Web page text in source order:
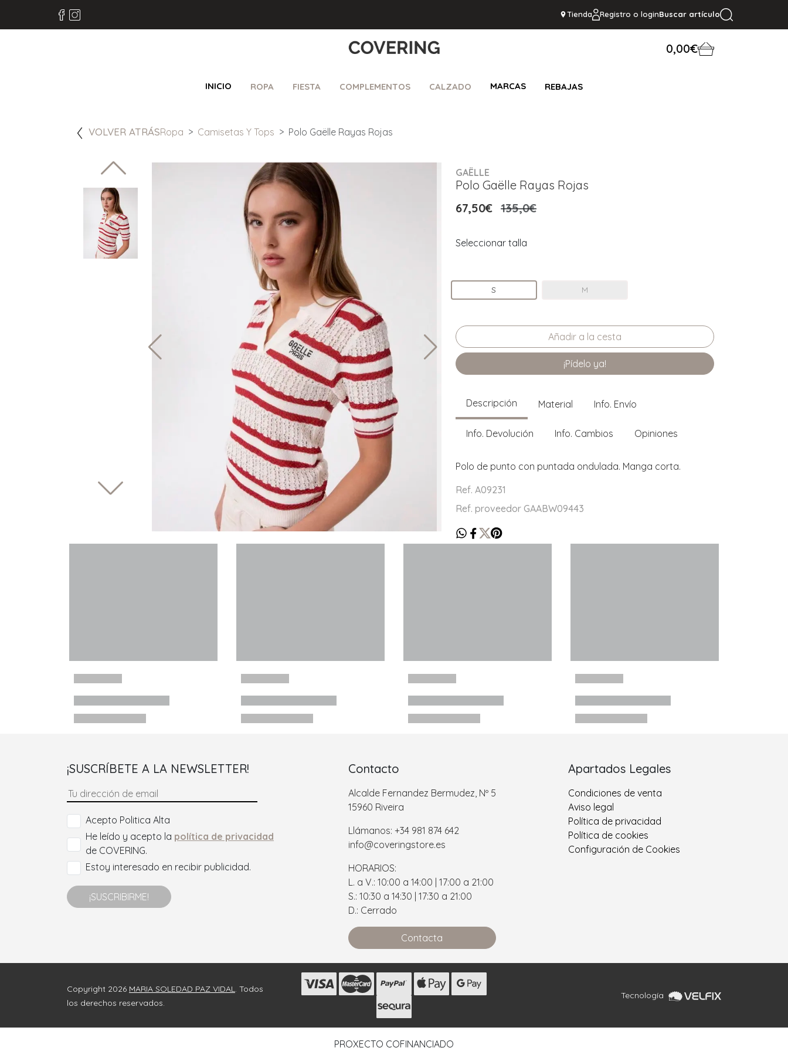
Tienda Registro o loginBuscar artículo
0,00€
INICIO ROPA FIESTA COMPLEMENTOS CALZADO MARCAS REBAJAS
VOLVER ATRÁSRopa Camisetas Y Tops Polo Gaëlle Rayas Rojas
GAËLLE
Polo Gaëlle Rayas Rojas
67,50€ 135,0€
Seleccionar talla
S M
¡Pídelo ya!
Descripción Material Info. Envío
Info. Devolución Info. Cambios Opiniones
Polo de punto con puntada ondulada. Manga corta.
Ref. A09231
Ref. proveedor GAABW09443
¡SUSCRÍBETE A LA NEWSLETTER!
Acepto Politica Alta
He leído y acepto la política de privacidad
de COVERING.
Estoy interesado en recibir publicidad.
¡SUSCRIBIRME!
Contacto
Alcalde Fernandez Bermudez, Nº 5
15960 Riveira
Llámanos: +34 981 874 642
info@coveringstore.es
HORARIOS:
L. a V.: 10:00 a 14:00 | 17:00 a 21:00
S.: 10:30 a 14:30 | 17:30 a 21:00
D.: Cerrado
Contacta
Apartados Legales
Condiciones de venta
Aviso legal
Política de privacidad
Política de cookies
Configuración de Cookies
Copyright 2026 MARIA SOLEDAD PAZ VIDAL. Todos
los derechos reservados.
Tecnología
PROXECTO COFINANCIADO